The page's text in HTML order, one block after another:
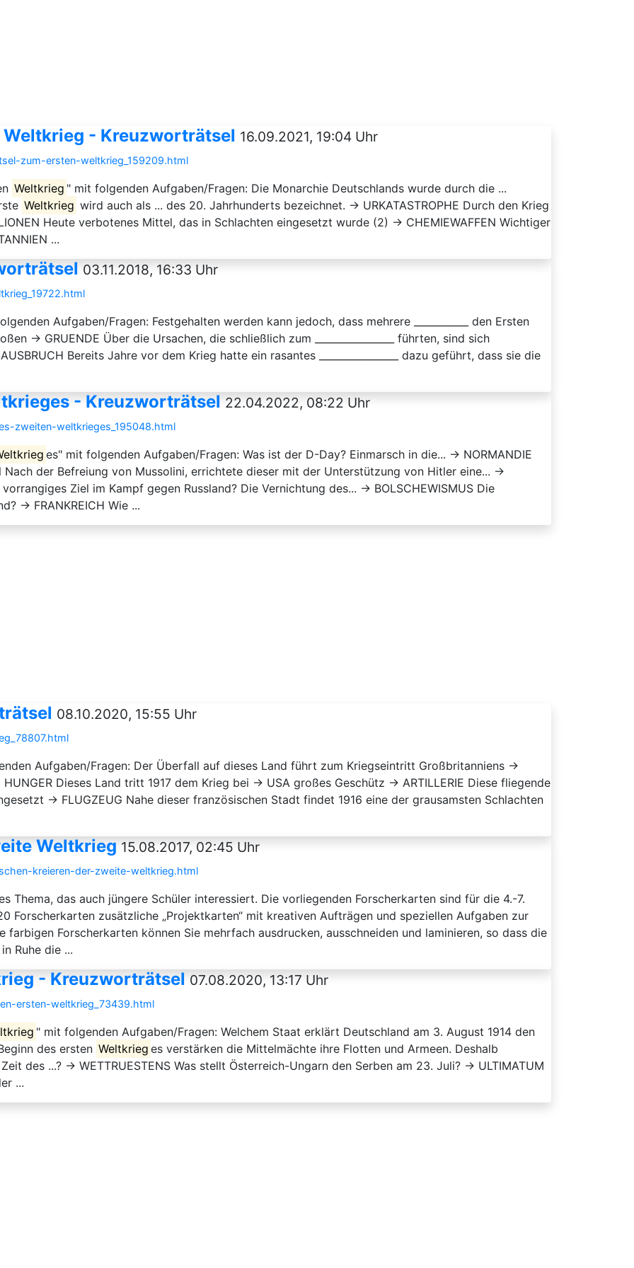
- Kreuzworträtsel 16.09.2021, 19:04 Uhr
zum-ersten-weltkrieg_159209.html
Weltkrieg " mit folgenden Aufgaben/Fragen: Die Monarchie Deutschlands wurde durch die ...
Weltkrieg wird auch als ... des 20. Jahrhunderts bezeichnet. → URKATASTROPHE Durch den Krieg
Heute verbotenes Mittel, das in Schlachten eingesetzt wurde (2) → CHEMIEWAFFEN Wichtiger
...
03.11.2018, 16:33 Uhr
Aufgaben/Fragen: Festgehalten werden kann jedoch, dass mehrere ___________ den Ersten
→ GRUENDE Über die Ursachen, die schließlich zum ________________ führten, sind sich
Bereits Jahre vor dem Krieg hatte ein rasantes ________________ dazu geführt, dass sie die
- Kreuzworträtsel 22.04.2022, 08:22 Uhr
zweiten-weltkrieges_195048.html
es" mit folgenden Aufgaben/Fragen: Was ist der D-Day? Einmarsch in die... → NORMANDIE
Nach der Befreiung von Mussolini, errichtete dieser mit der Unterstützung von Hitler eine... →
vorrangiges Ziel im Kampf gegen Russland? Die Vernichtung des... → BOLSCHEWISMUS Die
→ FRANKREICH Wie ...
08.10.2020, 15:55 Uhr
Aufgaben/Fragen: Der Überfall auf dieses Land führt zum Kriegseintritt Großbritanniens →
Dieses Land tritt 1917 dem Krieg bei → USA großes Geschütz → ARTILLERIE Diese fliegende
→ FLUGZEUG Nahe dieser französischen Stadt findet 1916 eine der grausamsten Schlachten
Weltkrieg 15.08.2017, 02:45 Uhr
kreieren-der-zweite-weltkrieg.html
Thema, das auch jüngere Schüler interessiert. Die vorliegenden Forscherkarten sind für die 4.-7.
Forscherkarten zusätzliche „Projektkarten“ mit kreativen Aufträgen und speziellen Aufgaben zur
farbigen Forscherkarten können Sie mehrfach ausdrucken, ausschneiden und laminieren, so dass die
Ruhe die ...
- Kreuzworträtsel 07.08.2020, 13:17 Uhr
ersten-weltkrieg_73439.html
" mit folgenden Aufgaben/Fragen: Welchem Staat erklärt Deutschland am 3. August 1914 den
des ersten Weltkrieg es verstärken die Mittelmächte ihre Flotten und Armeen. Deshalb
des ...? → WETTRUESTENS Was stellt Österreich-Ungarn den Serben am 23. Juli? → ULTIMATUM
...